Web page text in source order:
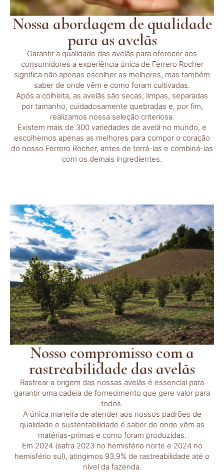
Nossa abordagem de qualidade
para as avelãs
Garantir a qualidade das avelãs para oferecer aos
consumidores a experiência única de Ferrero Rocher
significa não apenas escolher as melhores, mas também
saber de onde vêm e como foram cultivadas.
Após a colheita, as avelãs são secas, limpas, separadas
por tamanho, cuidadosamente quebradas e, por fim,
realizamos nossa seleção criteriosa.
Existem mais de 300 variedades de avelã no mundo, e
escolhemos apenas as melhores para compor o coração
do nosso Ferrero Rocher, antes de torrá-las e combiná-las
com os demais ingredientes.
Nosso compromisso com a
rastreabilidade das avelãs
Rastrear a origem das nossas avelãs é essencial para
garantir uma cadeia de fornecimento que gere valor para
todos.
A única maneira de atender aos nossos padrões de
qualidade e sustentabilidade é saber de onde vêm as
matérias-primas e como foram produzidas.
Em 2024 (safra 2023 no hemisfério norte e 2024 no
hemisfério sul), atingimos 93,9% de rastreabilidade até o
nível da fazenda.